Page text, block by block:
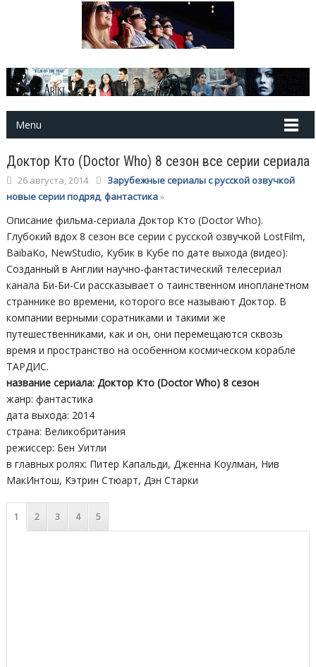
Menu
Доктор Кто (Doctor Who) 8 сезон все серии сериала
26 августа, 2014
Зарубежные сериалы с русской озвучкой
новые серии подряд, фантастика»
Описание фильма-сериала Доктор Кто (Doctor Who).
Глубокий вдох 8 сезон все серии с русской озвучкой LostFilm,
BaibaKo, NewStudio, Кубик в Кубе по дате выхода (видео):
Созданный в Англии научно-фантастический телесериал
канала Би-Би-Си рассказывает о таинственном инопланетном
страннике во времени, которого все называют Доктор. В
компании верными соратниками и такими же
путешественниками, как и он, они перемещаются сквозь
время и пространство на особенном космическом корабле
ТАРДИС.
название сериала: Доктор Кто (Doctor Who) 8 сезон
жанр: фантастика
дата выхода: 2014
страна: Великобритания
режиссер: Бен Уитли
в главных ролях: Питер Капальди, Дженна Коулман, Нив
МакИнтош, Кэтрин Стюарт, Дэн Старки
1 2 3 4 5